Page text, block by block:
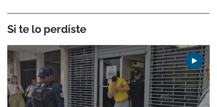
Si te lo perdiste